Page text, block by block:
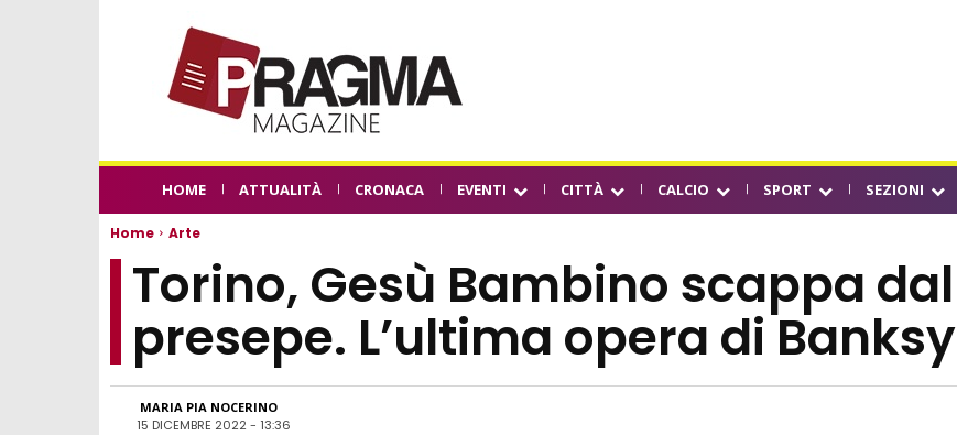
HOME ATTUALITÀ CRONACA EVENTI CITTÀ CALCIO SPORT SEZIONI
Home Arte
Torino, Gesù Bambino scappa dal
presepe. L’ultima opera di Banksy
MARIA PIA NOCERINO
15 DICEMBRE 2022 - 13:36